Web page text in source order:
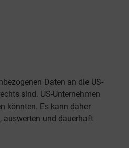
Daten an die US-
sind. US-Unternehmen
könnten. Es kann daher
auswerten und dauerhaft